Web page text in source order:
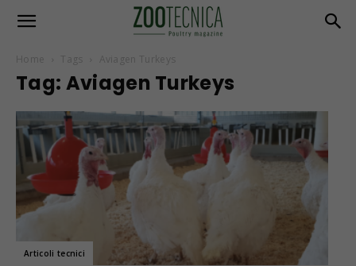
Home Tags Aviagen Turkeys
Tag: Aviagen Turkeys
Articoli tecnici